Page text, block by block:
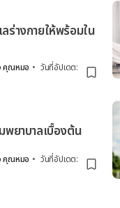
ร่างกายให้พร้อมใน
คุณหมอ • วันที่อัปเดต:
ยาบาลเบื้องต้น
คุณหมอ • วันที่อัปเดต: